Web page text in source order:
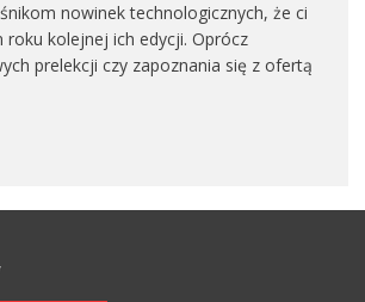
nowinek technologicznych, że ci
roku kolejnej ich edycji. Oprócz
prelekcji czy zapoznania się z ofertą